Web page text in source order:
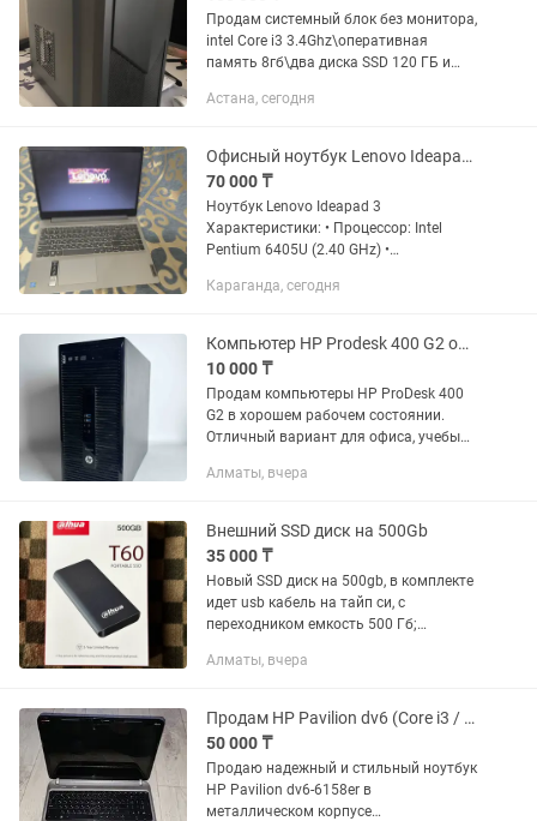
Продам системный блок без монитора,
intel Core i3 3.4Ghz\оперативная
память 8гб\два диска SSD 120 ГБ и
GTX 550 Ti 1ГБ. Состояние отличное,
Астана, сегодня
Офисный ноутбук Lenovo Ideapad 3
70 000 ₸
Ноутбук Lenovo Ideapad 3
Характеристики: • Процессор: Intel
Pentium 6405U (2.40 GHz) •
диск: HDD 500 ГБ • Графика: Intel UHD
Операционная...
Караганда, сегодня
Компьютер HP Prodesk 400 G2 офисный для работы
10 000 ₸
Продам компьютеры HP ProDesk 400
G2 в хорошем рабочем состоянии.
Отличный вариант для офиса, учебы
G3220 / G3240 -ОЗУ: 4 ГБ DDR3
Алматы, вчера
Внешний SSD диск на 500Gb
35 000 ₸
Новый SSD диск на 500gb, в комплекте
идет usb кабель на тайп си, с
переходником емкость 500 Гб;
скорость чтение/запись 550/480 Мб/с;
Алматы, вчера
Продам HP Pavilion dv6 (Core i3 / Radeon HD 6770M 2GB / Beats Audio)
50 000 ₸
Продаю надежный и стильный ноутбук
HP Pavilion dv6-6158er в
металлическом корпусе